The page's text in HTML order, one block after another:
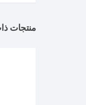
منتجات